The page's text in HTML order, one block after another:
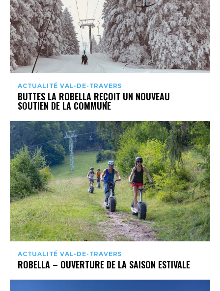
ACTUALITÉ VAL-DE-TRAVERS
BUTTES LA ROBELLA REÇOIT UN NOUVEAU
SOUTIEN DE LA COMMUNE
ACTUALITÉ VAL-DE-TRAVERS
ROBELLA – OUVERTURE DE LA SAISON ESTIVALE